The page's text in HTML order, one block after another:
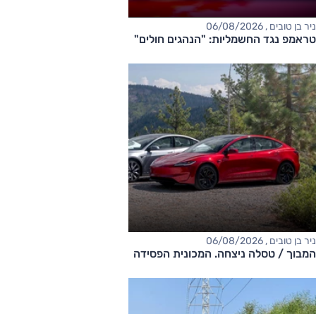
ניר בן טובים , 06/08/2026
טראמפ נגד החשמליות: "הנהגים חולים"
ניר בן טובים , 06/08/2026
המבוך / טסלה ניצחה. המכונית הפסידה